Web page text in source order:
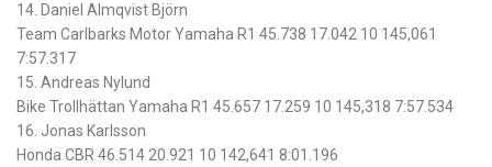
14. Daniel Almqvist Björn
Team Carlbarks Motor Yamaha R1 45.738 17.042 10 145,061
7:57.317
15. Andreas Nylund
Bike Trollhättan Yamaha R1 45.657 17.259 10 145,318 7:57.534
16. Jonas Karlsson
Honda CBR 46.514 20.921 10 142,641 8:01.196